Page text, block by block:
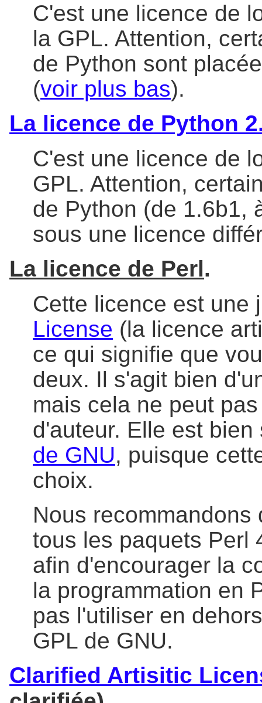
C'est une licence de
la GPL. Attention,
de Python sont
(voir plus bas).
La licence de Python
C'est une licence de
GPL. Attention,
de Python (de 1.6b1,
sous une licence
La licence de Perl.
Cette licence est
License (la licence
ce qui signifie que
deux. Il s'agit bien
mais cela ne peut
d'auteur. Elle est
de GNU, puisque
choix.
Nous
tous les paquets Perl
afin d'encourager la
la programmation en
pas l'utiliser en
GPL de GNU.
Clarified Artisitic